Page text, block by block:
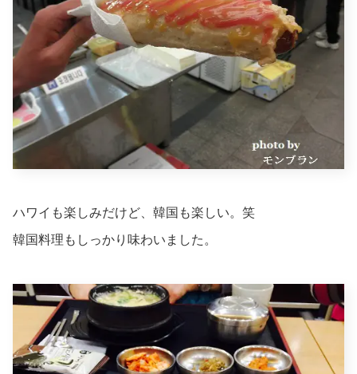
ハワイも楽しみだけど、韓国も楽しい。笑
韓国料理もしっかり味わいました。